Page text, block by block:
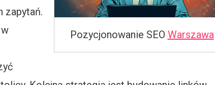
Pozycjonowanie SEO Warszawa
zapytań.